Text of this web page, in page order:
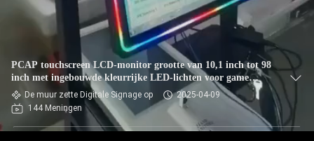
PCAP touchscreen LCD-monitor grootte van 10,1 inch tot 98
inch met ingebouwde kleurrijke LED-lichten voor game
machine
De muur zette Digitale Signage op
2025-04-09
144 Meningen